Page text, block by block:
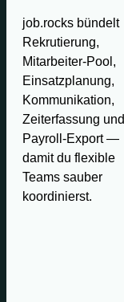
job.rocks bündelt
Rekrutierung,
Mitarbeiter-Pool,
Einsatzplanung,
Kommunikation,
Zeiterfassung und
Payroll-Export —
damit du flexible
Teams sauber
koordinierst.